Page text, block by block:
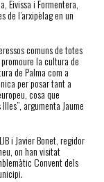
Eivissa i Formentera,
de l’arxipèlag en un
comuns de totes
la cultura de
de Palma com a
per posar tant a
cosa que
argumenta Jaume
i Javier Bonet, regidor
on han visitat
Convent dels